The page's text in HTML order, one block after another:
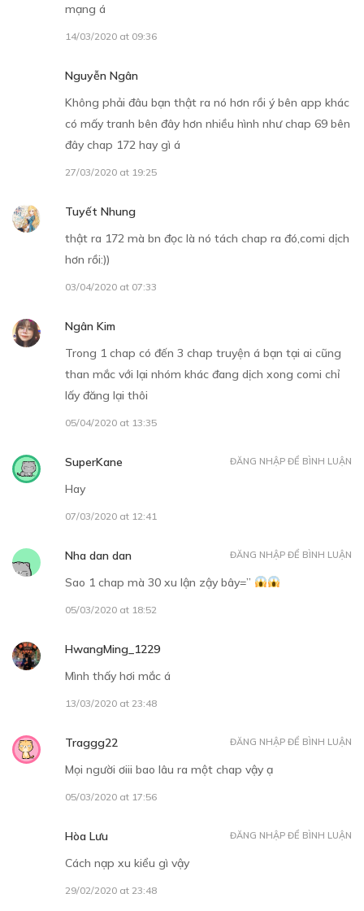
CHƯƠNG 6
Chào mừng đến thế giới của những "con gái nô" 1
CHƯƠNG 7
Chào mừng đến thế giới của những "con gái nô" 2
CHƯƠNG 8
Lễ thiếu nữ
09/12/2018
mạng á
14/03/2020 at 09:36
Nguyễn Ngân
Không phải đâu bạn thật ra nó hơn rồi ý bên app khác
có mấy tranh bên đây hơn nhiều hình như chap 69 bên
đây chap 172 hay gì á
27/03/2020 at 19:25
Tuyết Nhung
thật ra 172 mà bn đọc là nó tách chap ra đó,comi dịch
hơn rồi:))
03/04/2020 at 07:33
Ngân Kim
Trong 1 chap có đến 3 chap truyện á bạn tại ai cũng
than mắc với lại nhóm khác đang dịch xong comi chỉ
lấy đăng lại thôi
05/04/2020 at 13:35
SuperKane
Hay
07/03/2020 at 12:41
ĐĂNG NHẬP ĐỂ BÌNH LUẬN
Nha dan dan
Sao 1 chap mà 30 xu lận zậy bây=”
05/03/2020 at 18:52
ĐĂNG NHẬP ĐỂ BÌNH LUẬN
HwangMing_1229
Mình thấy hơi mắc á
13/03/2020 at 23:48
Traggg22
Mọi người ơiii bao lâu ra một chap vậy ạ
05/03/2020 at 17:56
ĐĂNG NHẬP ĐỂ BÌNH LUẬN
Hòa Lưu
Cách nạp xu kiểu gì vậy
29/02/2020 at 23:48
ĐĂNG NHẬP ĐỂ BÌNH LUẬN